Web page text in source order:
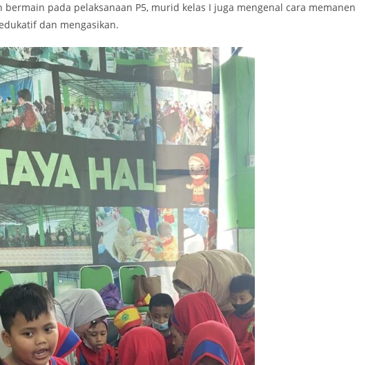
pada pelaksanaan P5, murid kelas I juga mengenal cara memanen
dan mengasikan.